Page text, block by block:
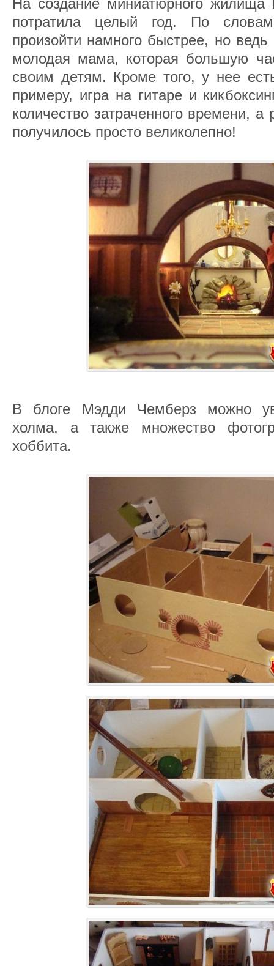
На создание миниатюрного жилища
потратила целый год. По
произойти намного быстрее, но
молодая мама, которая большую
своим детям. Кроме того, у нее
примеру, игра на гитаре и
количество затраченного времени, а
получилось просто великолепно!
В блоге Мэдди Чемберз можно
холма, а также множество
хоббита.